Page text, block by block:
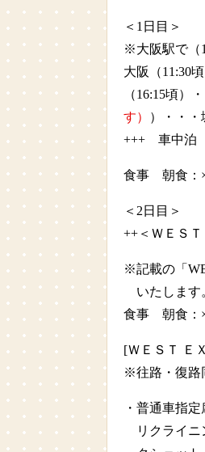
＜1日目＞
※大阪駅で（
大阪（11:30
（16:15頃）
す）
）・・
+++ 車中泊
食事 朝食
＜2日目＞
++＜ＷＥＳ
※記載の「
いたします
食事 朝食
[ＷＥＳＴ Ｅ
※往路・復路
・普通車指定
リクライニ